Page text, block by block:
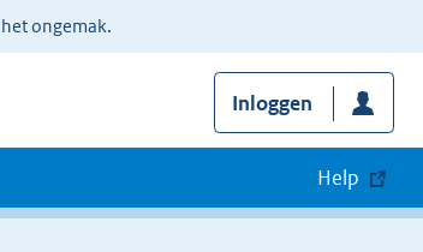
ongemak.
Inloggen
Help